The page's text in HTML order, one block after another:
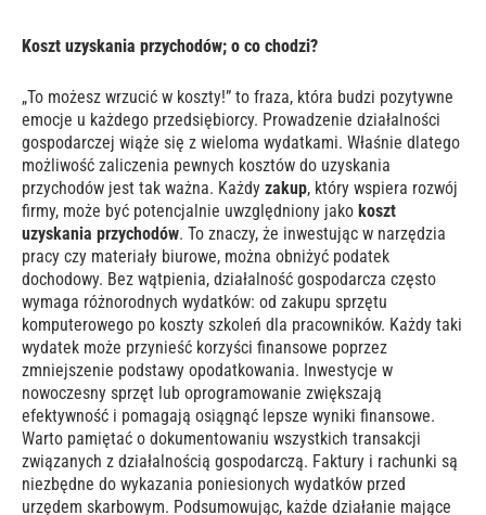
Koszt uzyskania przychodów; o co chodzi?
„To możesz wrzucić w koszty!” to fraza, która budzi pozytywne
emocje u każdego przedsiębiorcy. Prowadzenie działalności
gospodarczej wiąże się z wieloma wydatkami. Właśnie dlatego
możliwość zaliczenia pewnych kosztów do uzyskania
przychodów jest tak ważna. Każdy zakup, który wspiera rozwój
firmy, może być potencjalnie uwzględniony jako koszt
uzyskania przychodów. To znaczy, że inwestując w narzędzia
pracy czy materiały biurowe, można obniżyć podatek
dochodowy. Bez wątpienia, działalność gospodarcza często
wymaga różnorodnych wydatków: od zakupu sprzętu
komputerowego po koszty szkoleń dla pracowników. Każdy taki
wydatek może przynieść korzyści finansowe poprzez
zmniejszenie podstawy opodatkowania. Inwestycje w
nowoczesny sprzęt lub oprogramowanie zwiększają
efektywność i pomagają osiągnąć lepsze wyniki finansowe.
Warto pamiętać o dokumentowaniu wszystkich transakcji
związanych z działalnością gospodarczą. Faktury i rachunki są
niezbędne do wykazania poniesionych wydatków przed
urzędem skarbowym. Podsumowując, każde działanie mające